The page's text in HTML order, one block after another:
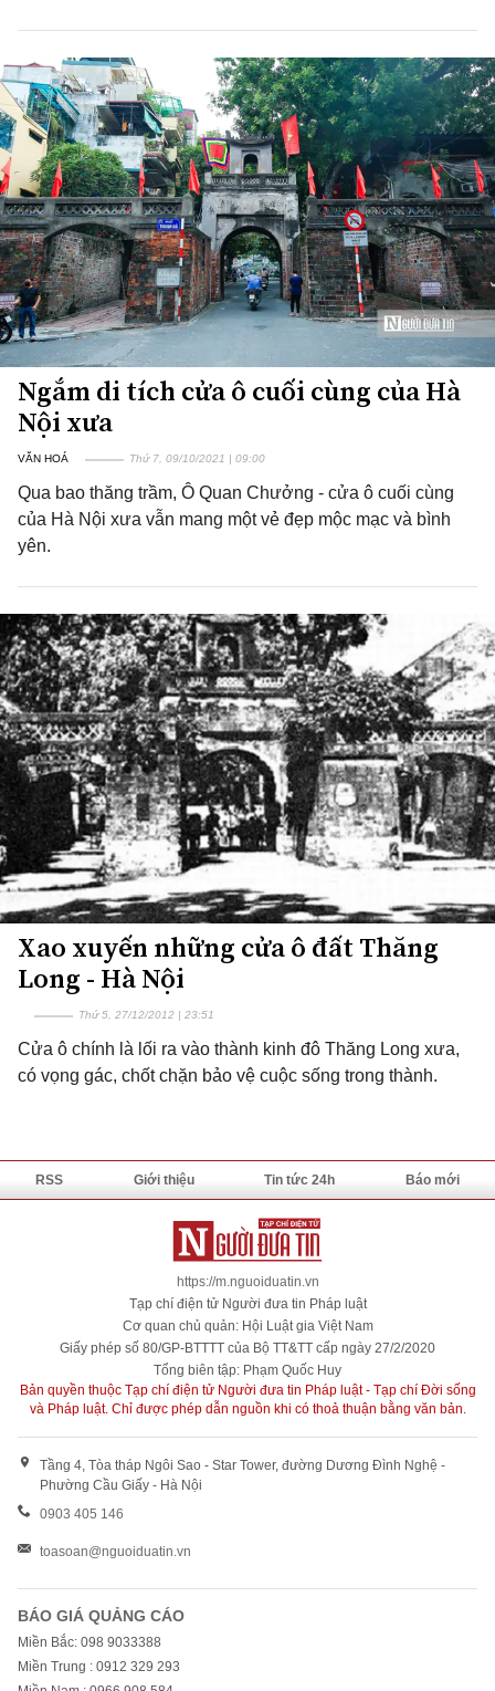
Ngắm di tích cửa ô cuối cùng của Hà
Nội xưa
VĂN HOÁ Thứ 7, 09/10/2021 | 09:00
Qua bao thăng trầm, Ô Quan Chưởng - cửa ô cuối cùng
của Hà Nội xưa vẫn mang một vẻ đẹp mộc mạc và bình
yên.
Xao xuyến những cửa ô đất Thăng
Long - Hà Nội
Thứ 5, 27/12/2012 | 23:51
Cửa ô chính là lối ra vào thành kinh đô Thăng Long xưa,
có vọng gác, chốt chặn bảo vệ cuộc sống trong thành.
RSS Giới thiệu Tin tức 24h Báo mới
https://m.nguoiduatin.vn
Tạp chí điện tử Người đưa tin Pháp luật
Cơ quan chủ quản: Hội Luật gia Việt Nam
Giấy phép số 80/GP-BTTTT của Bộ TT&TT cấp ngày 27/2/2020
Tổng biên tập: Phạm Quốc Huy
Bản quyền thuộc Tạp chí điện tử Người đưa tin Pháp luật - Tạp chí Đời sống
và Pháp luật. Chỉ được phép dẫn nguồn khi có thoả thuận bằng văn bản.
Tầng 4, Tòa tháp Ngôi Sao - Star Tower, đường Dương Đình Nghệ -
Phường Cầu Giấy - Hà Nội
0903 405 146
toasoan@nguoiduatin.vn
BÁO GIÁ QUẢNG CÁO
Miền Bắc: 098 9033388
Miền Trung : 0912 329 293